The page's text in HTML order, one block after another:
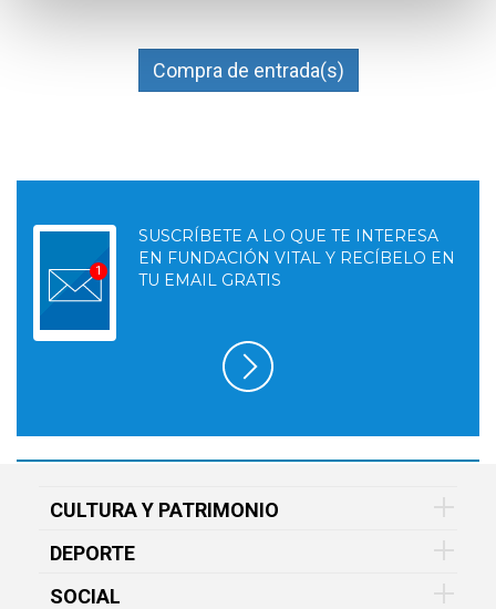
Compra de entrada(s)
SUSCRÍBETE A LO QUE TE INTERESA
EN FUNDACIÓN VITAL Y RECÍBELO EN
TU EMAIL GRATIS
CULTURA Y PATRIMONIO
DEPORTE
SOCIAL